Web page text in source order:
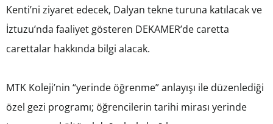
Kenti’ni ziyaret edecek, Dalyan tekne turuna katılacak ve
İztuzu’nda faaliyet gösteren DEKAMER’de caretta
carettalar hakkında bilgi alacak.
MTK Koleji’nin “yerinde öğrenme” anlayışı ile düzenlediği
özel gezi programı; öğrencilerin tarihi mirası yerinde